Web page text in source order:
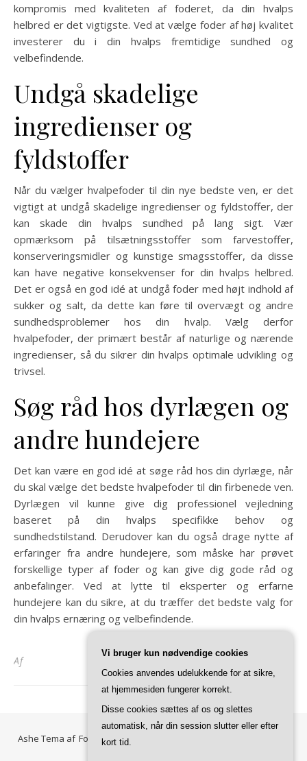
kompromis med kvaliteten af foderet, da din hvalps
helbred er det vigtigste. Ved at vælge foder af høj kvalitet
investerer du i din hvalps fremtidige sundhed og
velbefindende.
Undgå skadelige
ingredienser og
fyldstoffer
Når du vælger hvalpefoder til din nye bedste ven, er det
vigtigt at undgå skadelige ingredienser og fyldstoffer, der
kan skade din hvalps sundhed på lang sigt. Vær
opmærksom på tilsætningsstoffer som farvestoffer,
konserveringsmidler og kunstige smagsstoffer, da disse
kan have negative konsekvenser for din hvalps helbred.
Det er også en god idé at undgå foder med højt indhold af
sukker og salt, da dette kan føre til overvægt og andre
sundhedsproblemer hos din hvalp. Vælg derfor
hvalpefoder, der primært består af naturlige og nærende
ingredienser, så du sikrer din hvalps optimale udvikling og
trivsel.
Søg råd hos dyrlægen og
andre hundejere
Det kan være en god idé at søge råd hos din dyrlæge, når
du skal vælge det bedste hvalpefoder til din firbenede ven.
Dyrlægen vil kunne give dig professionel vejledning
baseret på din hvalps specifikke behov og
sundhedstilstand. Derudover kan du også drage nytte af
erfaringer fra andre hundejere, som måske har prøvet
forskellige typer af foder og kan give dig gode råd og
anbefalinger. Ved at lytte til eksperter og erfarne
hundejere kan du sikre, at du træffer det bedste valg for
din hvalps ernæring og velbefindende.
Af Kommentarer lukket
Forside Kontakt Vi med kæledyr
Ashe Tema af
Vi bruger kun nødvendige cookies
Cookies anvendes udelukkende for at sikre,
at hjemmesiden fungerer korrekt.
Disse cookies sættes af os og slettes
automatisk, når din session slutter eller efter
kort tid.